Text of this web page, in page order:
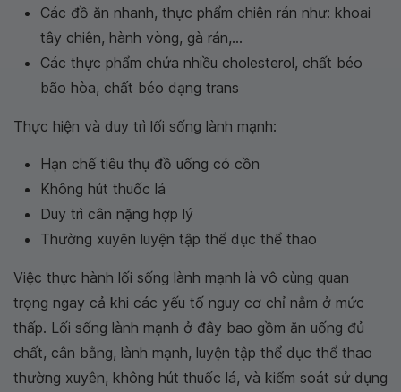
Các đồ ăn nhanh, thực phẩm chiên rán như: khoai
tây chiên, hành vòng, gà rán,...
Các thực phẩm chứa nhiều cholesterol, chất béo
bão hòa, chất béo dạng trans
Thực hiện và duy trì lối sống lành mạnh:
Hạn chế tiêu thụ đồ uống có cồn
Không hút thuốc lá
Duy trì cân nặng hợp lý
Thường xuyên luyện tập thể dục thể thao
Việc thực hành lối sống lành mạnh là vô cùng quan
trọng ngay cả khi các yếu tố nguy cơ chỉ nằm ở mức
thấp. Lối sống lành mạnh ở đây bao gồm ăn uống đủ
chất, cân bằng, lành mạnh, luyện tập thể dục thể thao
thường xuyên, không hút thuốc lá, và kiểm soát sử dụng